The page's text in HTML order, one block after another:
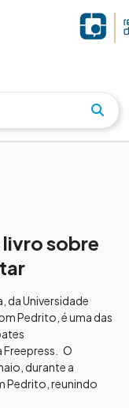
sobre
da Universidade
Pedrito, é uma das
O
durante a
Pedrito, reunindo